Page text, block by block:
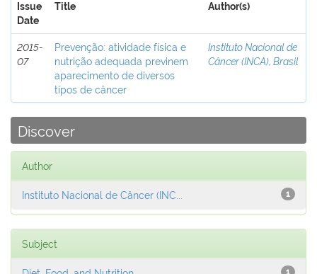
Issue
Date
Title Author(s)
2015-
07
Prevenção: atividade física e
nutrição adequada previnem
aparecimento de diversos
tipos de câncer
Instituto Nacional de
Câncer (INCA), Brasil
Discover
Author
1
Instituto Nacional de Câncer (INC...
Subject
1